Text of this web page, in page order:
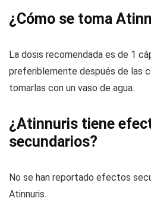
¿Cómo se toma
La dosis recomendada es de 1
preferiblemente después de las
tomarlas con un vaso de agua.
¿Atinnuris tiene
secundarios?
No se han reportado efectos
Atinnuris.